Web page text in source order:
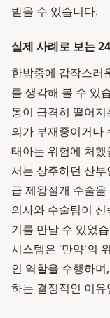
받을 수 있습니다.
실제 사례로 보는
한밤중에 갑작스러
를 생각해 볼 수 있
동이 급격히 떨어
의가 부재중이거나
태아는 위험에 처
서는 상주하던 산
급 제왕절개 수술
의사와 수술팀이
기를 만날 수 있었
시스템은 '만약'의
인 역할을 수행하
하는 결정적인 이유